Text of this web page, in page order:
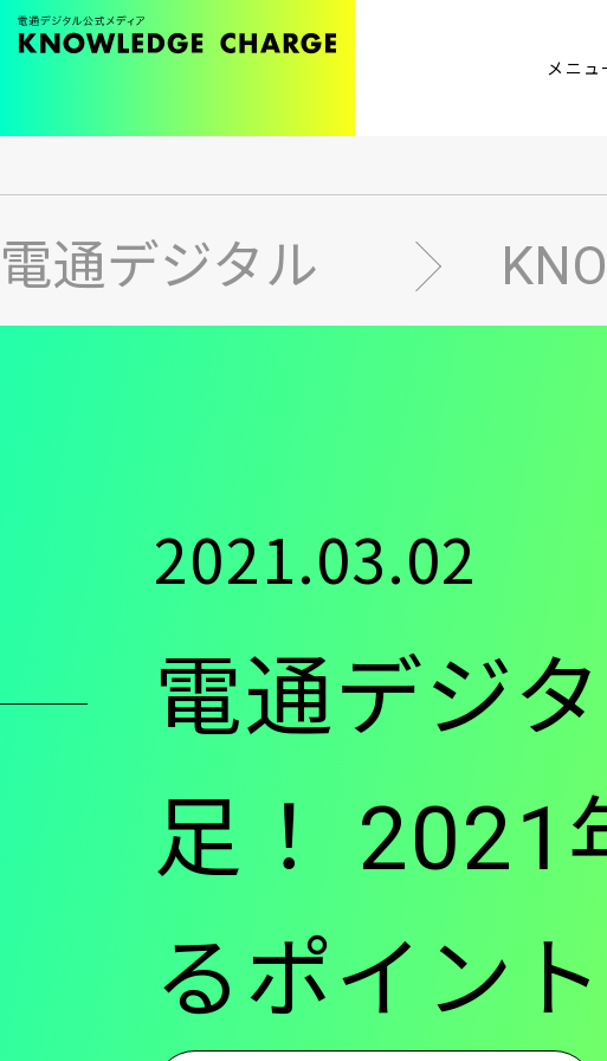
メ
イ
ン
コ
ツ
メニュ
電通デジタル
電通デジ
足！ 2021
るポイン
2021.03.02